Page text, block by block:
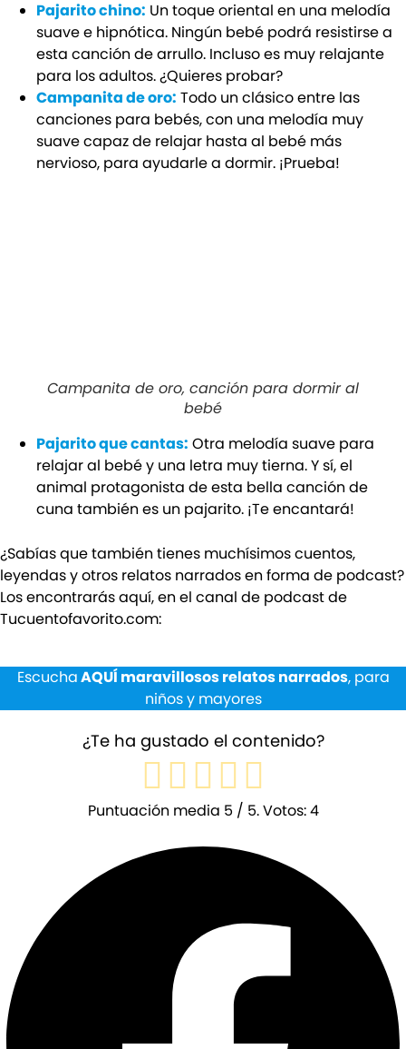
Pajarito chino: Un toque oriental en una melodía
suave e hipnótica. Ningún bebé podrá resistirse a
esta canción de arrullo. Incluso es muy relajante
para los adultos. ¿Quieres probar?
Campanita de oro: Todo un clásico entre las
canciones para bebés, con una melodía muy
suave capaz de relajar hasta al bebé más
nervioso, para ayudarle a dormir. ¡Prueba!
Campanita de oro, canción para dormir al
bebé
Pajarito que cantas: Otra melodía suave para
relajar al bebé y una letra muy tierna. Y sí, el
animal protagonista de esta bella canción de
cuna también es un pajarito. ¡Te encantará!
¿Sabías que también tienes muchísimos cuentos,
leyendas y otros relatos narrados en forma de podcast?
Los encontrarás aquí, en el canal de podcast de
Tucuentofavorito.com:
EscuchaAQUÍ maravillosos relatos narrados, para
niños y mayores
¿Te ha gustado el contenido?
Puntuación media 5 / 5. Votos:4